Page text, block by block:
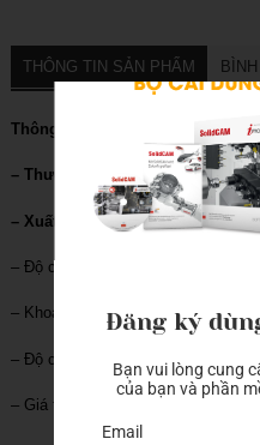
THÔNG TIN SẢN PHẨM
Thông số kỹ thuật
– Thương hiệu: Mitutoyo
– Xuất xứ: Nhật Bản
– Độ chia: 0.002mm
– Khoảng đo: 0.2mm
– Độ chính xác: 3μm
– Giá trị đọc: 0-100-0
Đăng ký
Bạn vui lòng cung
của bạn và phần
Email